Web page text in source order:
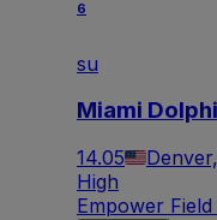
6
su
Miami
14.05
High
Empower